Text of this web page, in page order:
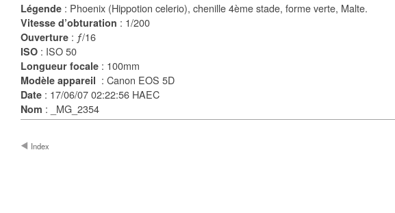
Légende : Phoenix (Hippotion celerio), chenille 4ème stade, forme verte, Malte.
Vitesse d’obturation : 1/200
Ouverture : ƒ/16
ISO : ISO 50
Longueur focale : 100mm
Modèle appareil : Canon EOS 5D
Date : 17/06/07 02:22:56 HAEC
Nom : _MG_2354
Index